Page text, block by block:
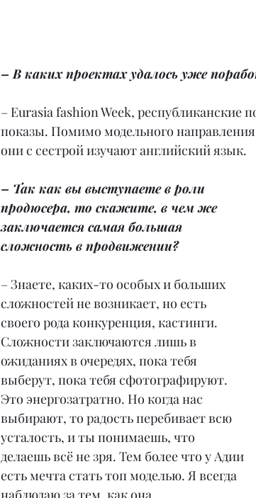
– В каких проектах удалось уже
– Eurasia fashion Week, республиканские
показы. Помимо модельного
они с сестрой изучают английский язык.
– Так как вы выступаете в роли
продюсера, то скажите, в чем же
заключается самая большая
сложность в продвижении?
– Знаете, каких-то особых и больших
сложностей не возникает, но есть
своего рода конкуренция, кастинги.
Сложности заключаются лишь в
ожиданиях в очередях, пока тебя
выберут, пока тебя сфотографируют.
Это энергозатратно. Но когда нас
выбирают, то радость перебивает всю
усталость, и ты понимаешь, что
делаешь всё не зря. Тем более что у Адии
есть мечта стать топ моделью. Я всегда